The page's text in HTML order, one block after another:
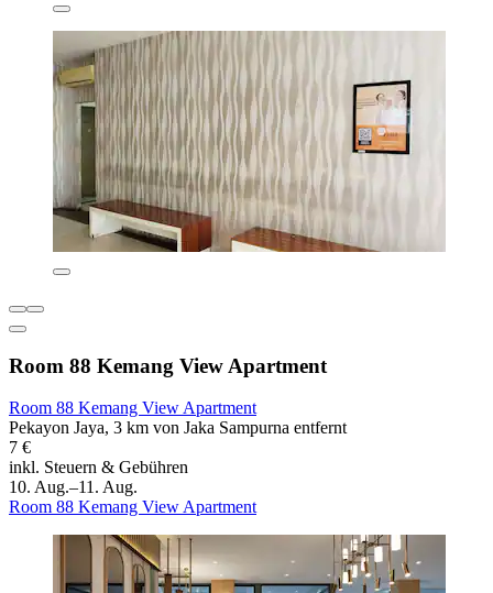
Room 88 Kemang View Apartment
Room 88 Kemang View Apartment
Pekayon Jaya, 3 km von Jaka Sampurna entfernt
7 €
inkl. Steuern & Gebühren
10. Aug.–11. Aug.
Room 88 Kemang View Apartment